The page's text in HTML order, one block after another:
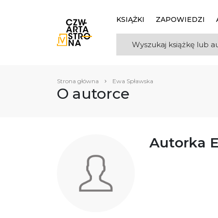
KSIĄŻKI ZAPOWIEDZI
Strona główna Ewa Spławska
O autorce
Autorka